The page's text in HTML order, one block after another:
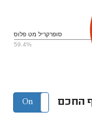
סופרקריל מט פלוס
59.4%
החכם On Off